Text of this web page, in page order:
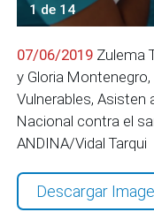
1 de 14
07/06/2019 Zulema
y Gloria
Vulnerables, Asisten
Nacional contra el
ANDINA/Vidal Tarqui
Descargar